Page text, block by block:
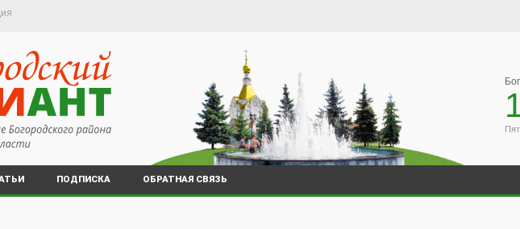
ПОДПИСКА ОБРАТНАЯ СВЯЗЬ